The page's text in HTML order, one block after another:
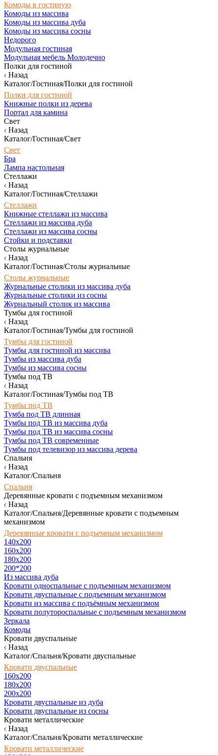
Комоды в гостиную
Комоды из массива
Комоды из массива дуба
Комоды из массива сосны
Недорого
Модульная гостиная
Модульная мебель Молодечно
Полки для гостиной
Назад
Каталог/Гостиная/Полки для гостиной
Полки для гостиной
Книжные полки из дерева
Портал для камина
Свет
Назад
Каталог/Гостиная/Свет
Свет
Бра
Лампа настольная
Стеллажи
Назад
Каталог/Гостиная/Стеллажи
Стеллажи
Книжные стеллажи из массива
Стеллажи из массива дуба
Стеллажи из массива сосны
Стойки и подставки
Столы журнальные
Назад
Каталог/Гостиная/Столы журнальные
Столы журнальные
Журнальные столики из массива дуба
Журнальные столики из сосны
Журнальный столик из массива
Тумбы для гостиной
Назад
Каталог/Гостиная/Тумбы для гостиной
Тумбы для гостиной
Тумбы для гостиной из массива
Тумбы из массива дуба
Тумбы из массива сосны
Тумбы под ТВ
Назад
Каталог/Гостиная/Тумбы под ТВ
Тумбы под ТВ
Тумба под ТВ длинная
Тумбы под ТВ из массива дуба
Тумбы под ТВ из массива сосны
Тумбы под ТВ современные
Тумбы под телевизор из массива дерева
Спальня
Назад
Каталог/Спальня
Спальня
Деревянные кровати с подъемным механизмом
Назад
Каталог/Спальня/Деревянные кровати с подъемным
механизмом
Деревянные кровати с подъемным механизмом
140x200
160х200
180х200
200*200
Из массива дуба
Кровати односпальные с подъемным механизмом
Кровати двуспальные с подъемным механизмом
Кровати из массива с подъёмным механизмом
Кровати полутороспальные с подъемным механизмом
Зеркала
Комоды
Кровати двуспальные
Назад
Каталог/Спальня/Кровати двуспальные
Кровати двуспальные
160х200
180x200
200x200
Кровати двуспальные из дуба
Кровати двуспальные из сосны
Кровати металлические
Назад
Каталог/Спальня/Кровати металлические
Кровати металлические